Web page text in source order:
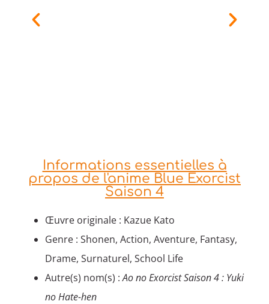
Informations essentielles à
propos de l'anime Blue Exorcist
Saison 4
Œuvre originale : Kazue Kato
Genre : Shonen, Action, Aventure, Fantasy,
Drame, Surnaturel, School Life
Autre(s) nom(s) :Ao no Exorcist Saison 4 : Yuki
no Hate-hen